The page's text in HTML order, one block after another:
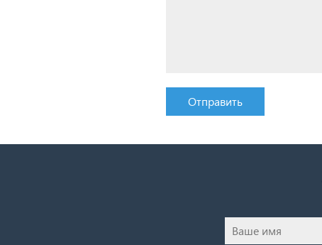
Отправить